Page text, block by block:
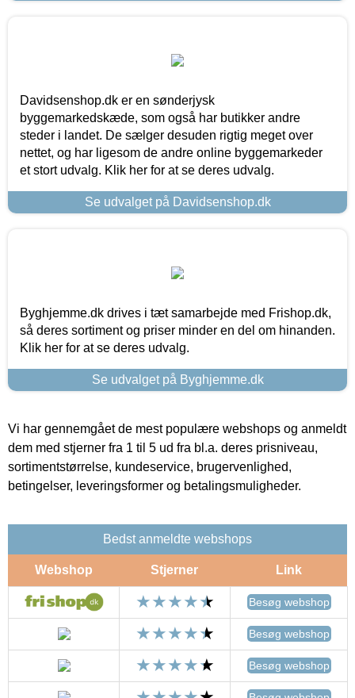
Davidsenshop.dk er en sønderjysk
byggemarkedskæde, som også har butikker andre
steder i landet. De sælger desuden rigtig meget over
nettet, og har ligesom de andre online byggemarkeder
et stort udvalg. Klik her for at se deres udvalg.
Se udvalget på Davidsenshop.dk
Byghjemme.dk drives i tæt samarbejde med Frishop.dk,
så deres sortiment og priser minder en del om hinanden.
Klik her for at se deres udvalg.
Se udvalget på Byghjemme.dk
Vi har gennemgået de mest populære webshops og anmeldt
dem med stjerner fra 1 til 5 ud fra bl.a. deres prisniveau,
sortimentstørrelse, kundeservice, brugervenlighed,
betingelser, leveringsformer og betalingsmuligheder.
Bedst anmeldte webshops
Webshop Stjerner Link
Besøg webshop
Besøg webshop
Besøg webshop